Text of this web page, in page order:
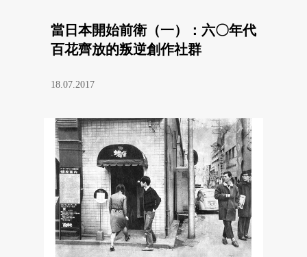
當日本開始前衛（一）：六〇年代
百花齊放的叛逆創作社群
18.07.2017